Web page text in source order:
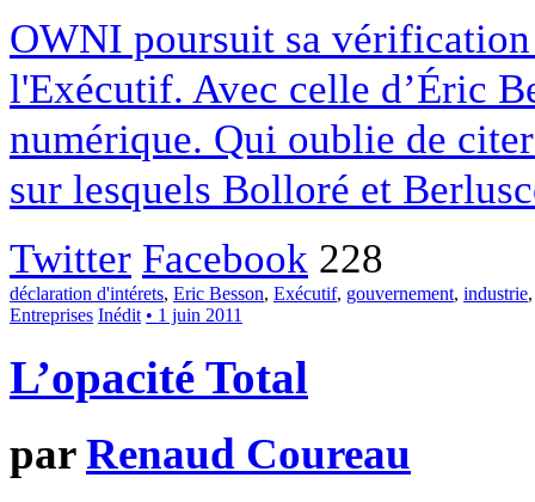
OWNI poursuit sa vérification
l'Exécutif. Avec celle d’Éric
numérique. Qui oublie de
sur lesquels Bolloré et
Twitter Facebook 228
déclaration d'intérets, Eric Besson, Exécutif, gouvernement, industrie
Entreprises Inédit • 1 juin 2011
L’opacité Total
parRenaud Coureau